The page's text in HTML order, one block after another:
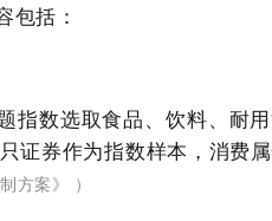
包括：
指数选取食品、饮料、耐
证券作为指数样本，消费属
方案》 ）